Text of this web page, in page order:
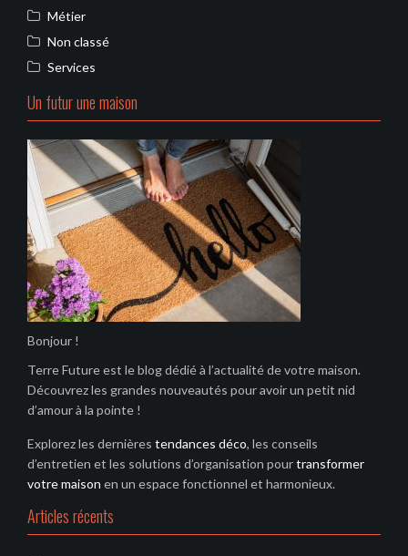
Métier
Non classé
Services
Un futur une maison
Bonjour !
Terre Future est le blog dédié à l’actualité de votre maison.
Découvrez les grandes nouveautés pour avoir un petit nid
d’amour à la pointe !
Explorez les dernières tendances déco, les conseils
d’entretien et les solutions d’organisation pourtransformer
votre maison en un espace fonctionnel et harmonieux.
Articles récents